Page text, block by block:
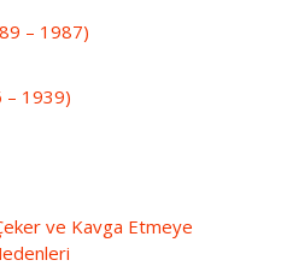
– 1987)
– 1939)
ve Kavga Etmeye